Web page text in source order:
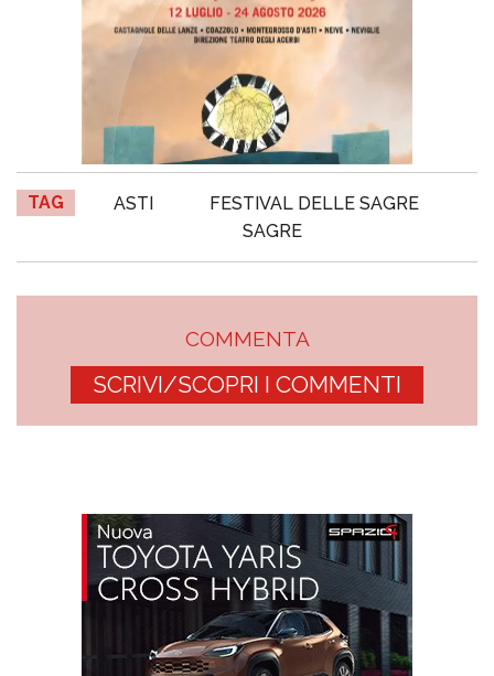
TAG ASTI
FESTIVAL DELLE SAGRE
SAGRE
COMMENTA
SCRIVI/SCOPRI I COMMENTI